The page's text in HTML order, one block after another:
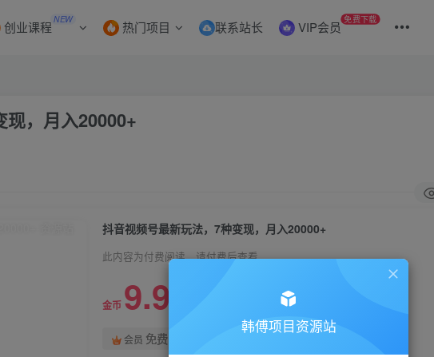
创业课程 NEW 热门项目 联系站长 VIP会员 免费下载
，月入20000+
抖音视频号最新玩法，7种变现，月入20000+
此内容为付费阅读，请付费后查看
金币 9.9
会员 免费
韩傅项目资源站